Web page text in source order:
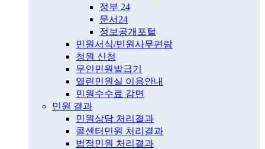
정부 24
문서24
정보공개포털
민원서식/민원사무편람
청원 신청
무인민원발급기
열린민원실 이용안내
민원수수료 감면
민원 결과
민원상담 처리결과
콜센터민원 처리결과
법정민원 처리결과